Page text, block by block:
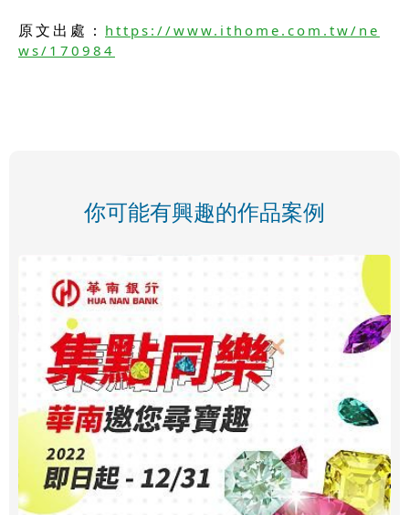
原文出處： https://www.ithome.com.tw/ne
ws/170984
你可能有興趣的作品案例